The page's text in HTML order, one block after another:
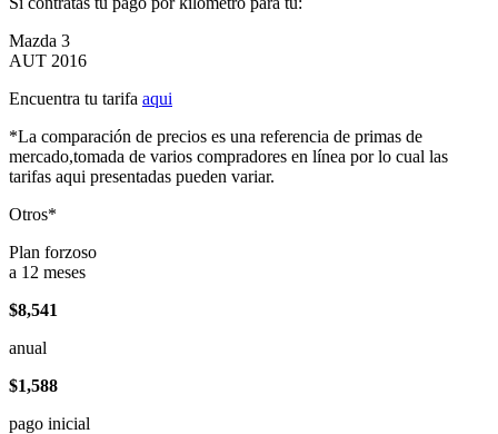
Mazda 3
AUT 2016
Encuentra tu tarifa aqui
*La comparación de precios es una referencia de primas de
mercado,tomada de varios compradores en línea por lo cual las
tarifas aqui presentadas pueden variar.
Otros*
Plan forzoso
a 12 meses
$8,541
anual
$1,588
pago inicial